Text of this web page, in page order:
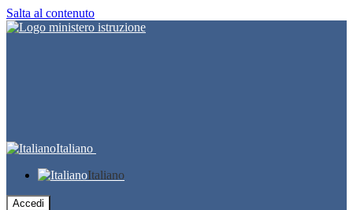
Salta al contenuto
Italiano
Italiano
Accedi